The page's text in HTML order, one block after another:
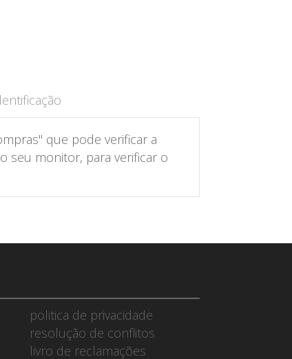
que pode verificar a
seu monitor, para verificar o
politica de privacidade
resolução de conflitos
livro de reclamações